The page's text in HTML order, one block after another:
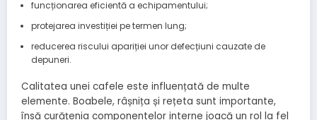
funcționarea eficientă a echipamentului;
protejarea investiției pe termen lung;
reducerea riscului apariției unor defecțiuni cauzate de
depuneri.
Calitatea unei cafele este influențată de multe
elemente. Boabele, râșnița și rețeta sunt importante,
însă curățenia componentelor interne joacă un rol la fel